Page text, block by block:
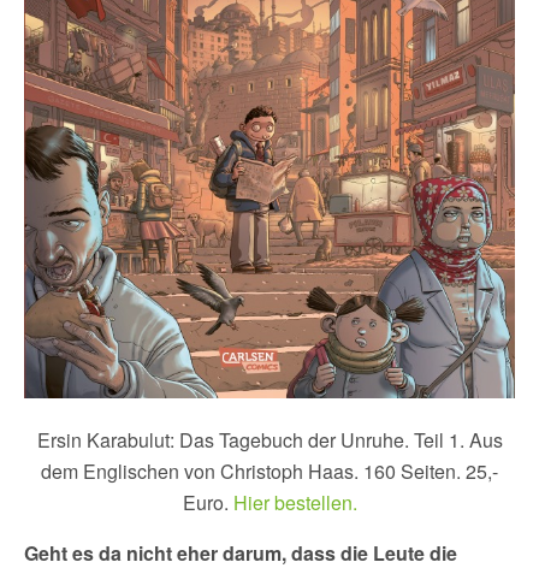
Ersin Karabulut: Das Tagebuch der Unruhe. Teil 1. Aus
dem Englischen von Christoph Haas. 160 Seiten. 25,-
Euro. Hier bestellen.
Geht es da nicht eher darum, dass die Leute die